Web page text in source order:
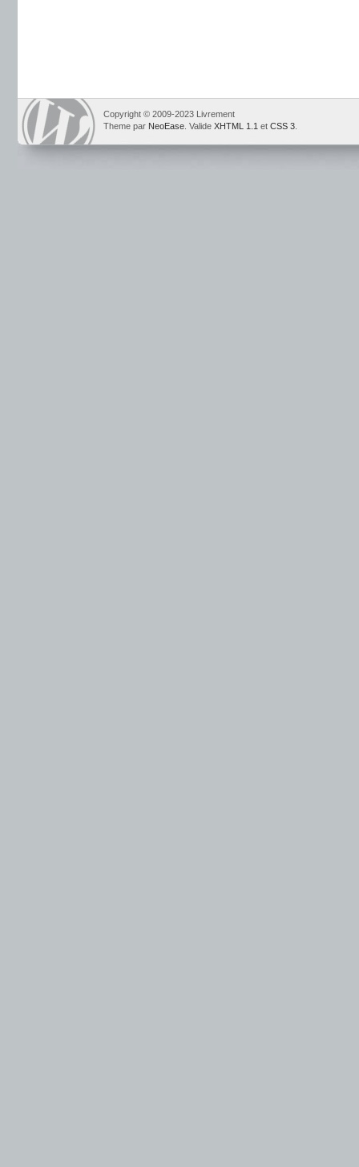
Copyright © 2009-2023 Livrement
Theme par NeoEase . Valide XHTML 1.1 et CSS 3